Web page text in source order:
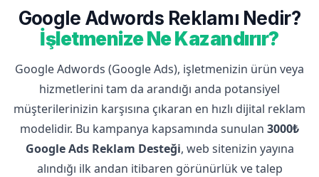
Google Adwords Reklamı Nedir?
İşletmenize Ne Kazandırır?
Google Adwords (Google Ads), işletmenizin ürün veya
hizmetlerini tam da arandığı anda potansiyel
müşterilerinizin karşısına çıkaran en hızlı dijital reklam
modelidir. Bu kampanya kapsamında sunulan 3000₺
Google Ads Reklam Desteği, web sitenizin yayına
alındığı ilk andan itibaren görünürlük ve talep